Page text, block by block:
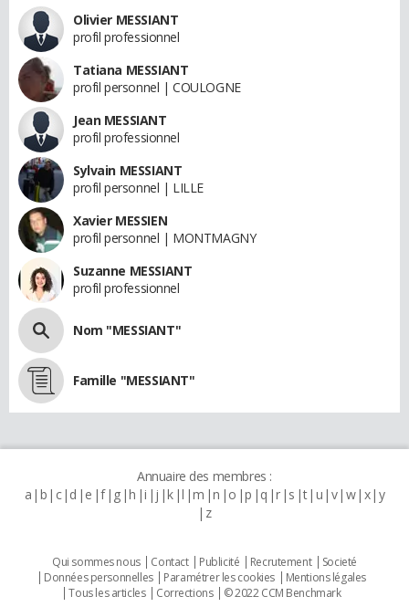
Olivier MESSIANT
profil professionnel
Tatiana MESSIANT
profil personnel | COULOGNE
Jean MESSIANT
profil professionnel
Sylvain MESSIANT
profil personnel | LILLE
Xavier MESSIEN
profil personnel | MONTMAGNY
Suzanne MESSIANT
profil professionnel
Nom "MESSIANT"
Famille "MESSIANT"
Annuaire des membres :
a b c d e f g h i j k l m n o p q r s t u v w x y
z
Qui sommes nous Contact Publicité Recrutement
Societé
Données personnelles
Paramétrer les cookies
Mentions légales
Tous les articles
Corrections © 2022 CCM Benchmark